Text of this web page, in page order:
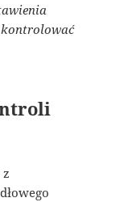
kontrolować